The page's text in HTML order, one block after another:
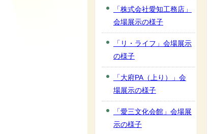
「株式会社愛知工務店」
会場展示の様子
「リ・ライフ」会場展示
の様子
「大府PA（上り）」会
場展示の様子
「愛三文化会館」会場展
示の様子